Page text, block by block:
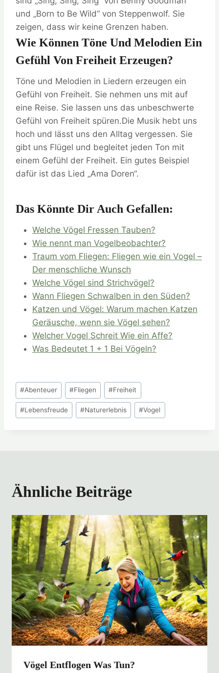
und „Born to Be Wild“ von Steppenwolf. Sie
zeigen, dass wir keine Grenzen haben.
Wie Können Töne Und Melodien Ein
Gefühl Von Freiheit Erzeugen?
Töne und Melodien in Liedern erzeugen ein
Gefühl von Freiheit. Sie nehmen uns mit auf
eine Reise. Sie lassen uns das unbeschwerte
Gefühl von Freiheit spüren.Die Musik hebt uns
hoch und lässt uns den Alltag vergessen. Sie
gibt uns Flügel und begleitet jeden Ton mit
einem Gefühl der Freiheit. Ein gutes Beispiel
dafür ist das Lied „Ama Doren“.
Das Könnte Dir Auch Gefallen:
Welche Vögel Fressen Tauben?
Wie nennt man Vogelbeobachter?
Traum vom Fliegen: Fliegen wie ein Vogel –
Der menschliche Wunsch
Welche Vögel sind Strichvögel?
Wann Fliegen Schwalben in den Süden?
Katzen und Vögel: Warum machen Katzen
Geräusche, wenn sie Vögel sehen?
Welcher Vogel Schreit Wie ein Affe?
Was Bedeutet 1 + 1 Bei Vögeln?
Schlagworte:
#Abenteuer #Fliegen #Freiheit
#Lebensfreude #Naturerlebnis #Vogel
Ähnliche Beiträge
Vögel Entflogen Was Tun?